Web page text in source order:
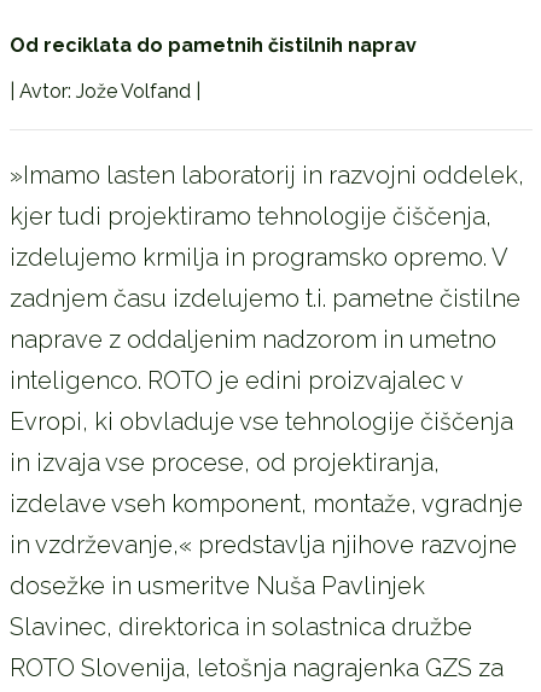
Od reciklata do pametnih čistilnih naprav
| Avtor: Jože Volfand |
»Imamo lasten laboratorij in razvojni oddelek,
kjer tudi projektiramo tehnologije čiščenja,
izdelujemo krmilja in programsko opremo. V
zadnjem času izdelujemo t.i. pametne čistilne
naprave z oddaljenim nadzorom in umetno
inteligenco. ROTO je edini proizvajalec v
Evropi, ki obvladuje vse tehnologije čiščenja
in izvaja vse procese, od projektiranja,
izdelave vseh komponent, montaže, vgradnje
in vzdrževanje,« predstavlja njihove razvojne
dosežke in usmeritve Nuša Pavlinjek
Slavinec, direktorica in solastnica družbe
ROTO Slovenija, letošnja nagrajenka GZS za